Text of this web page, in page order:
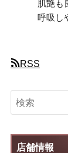
肌艶も
呼吸し
RSS
店舗情報